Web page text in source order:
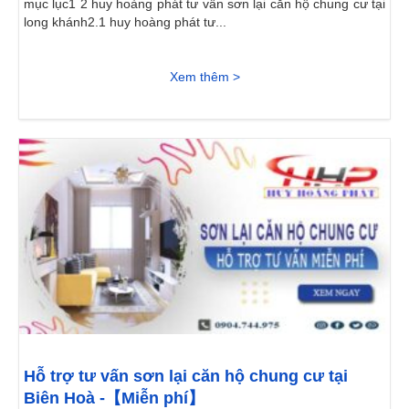
mục lục1 2 huy hoàng phát tư vấn sơn lại căn hộ chung cư tại
long khánh2.1 huy hoàng phát tư...
Xem thêm >
Hỗ trợ tư vấn sơn lại căn hộ chung cư tại
Biên Hoà -【Miễn phí】